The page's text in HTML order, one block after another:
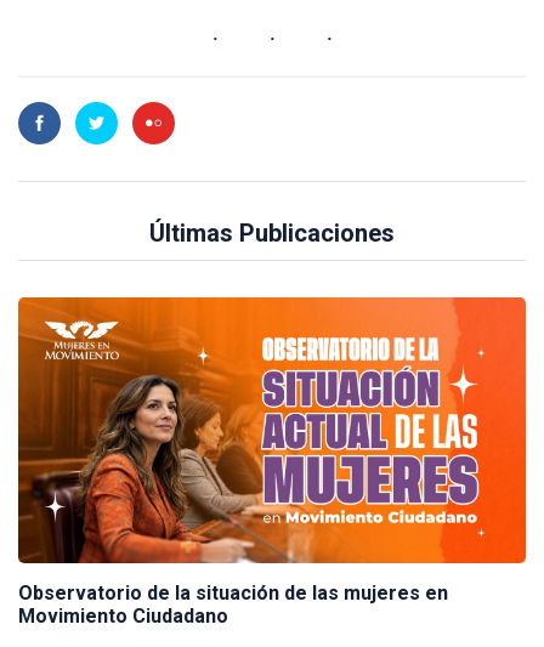
Últimas Publicaciones
Observatorio de la situación de las mujeres en
Movimiento Ciudadano